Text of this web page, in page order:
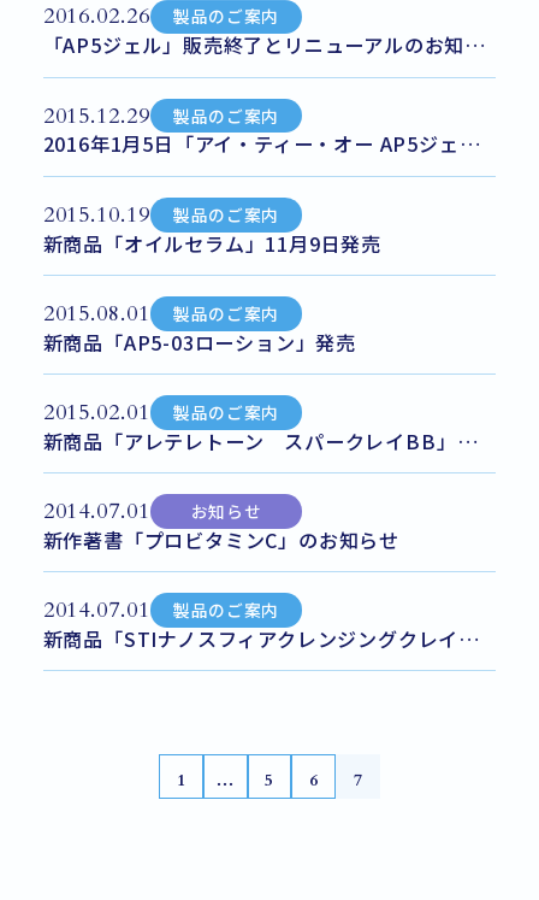
2016.02.26 製品のご案内
「AP5ジェル」販売終了とリニューアルのお知らせ
2015.12.29 製品のご案内
2016年1月5日「アイ・ティー・オー AP5ジェルクリーム」が販売開始！
2015.10.19 製品のご案内
新商品「オイルセラム」11月9日発売
2015.08.01 製品のご案内
新商品「AP5-03ローション」発売
2015.02.01 製品のご案内
新商品「アレテレトーン スパークレイBB」発売
2014.07.01 お知らせ
新作著書「プロビタミンC」のお知らせ
2014.07.01 製品のご案内
新商品「STIナノスフィアクレンジングクレイソープ」発売
1 ... 5 6 7